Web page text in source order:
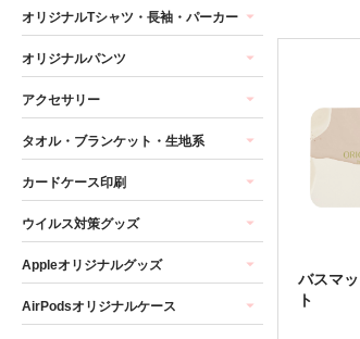
バスマ
ト
オリジナルTシャツ・長袖・パーカー
オリジナルパンツ
アクセサリー
タオル・ブランケット・生地系
カードケース印刷
ウイルス対策グッズ
Appleオリジナルグッズ
AirPodsオリジナルケース